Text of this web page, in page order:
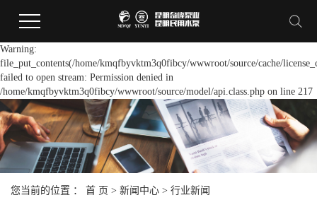
Warning:
file_put_contents(/home/kmqfbyvktm3q0fibcy/wwwroot/source/cache/
failed to open stream: Permission denied in
/home/kmqfbyvktm3q0fibcy/wwwroot/source/model/api.class.php on line 217
您当前的位置 ： 首 页 > 新闻中心 > 行业新闻